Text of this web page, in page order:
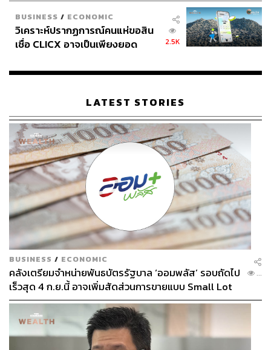
BUSINESS / ECONOMIC
วิเคราะห์ปรากฏการณ์คนแห่ขอสิน
เชื่อ CLICX อาจเป็นเพียงยอด
เรือนไทยที่ถูกซุกไว้
2.5K
LATEST STORIES
BUSINESS / ECONOMIC
คลังเตรียมจำหน่ายพันธบัตรรัฐบาล ‘ออมพลัส’ รอบถัดไป
เร็วสุด 4 ก.ย.นี้ อาจเพิ่มสัดส่วนการขายแบบ Small Lot
First มากขึ้น
...